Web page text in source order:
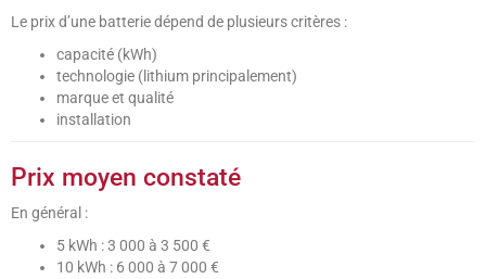
Le prix d’une batterie dépend de plusieurs critères :
capacité (kWh)
technologie (lithium principalement)
marque et qualité
installation
Prix moyen constaté
En général :
5 kWh : 3 000 à 3 500 €
10 kWh : 6 000 à 7 000 €